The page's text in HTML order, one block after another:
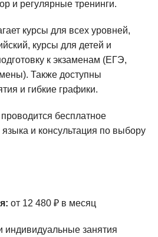
и регулярные тренинги.
курсы для всех уровней,
курсы для детей и
к экзаменам (ЕГЭ,
Также доступны
и гибкие графики.
бесплатное
и консультация по выбору
от 12 480 ₽ в месяц
индивидуальные занятия